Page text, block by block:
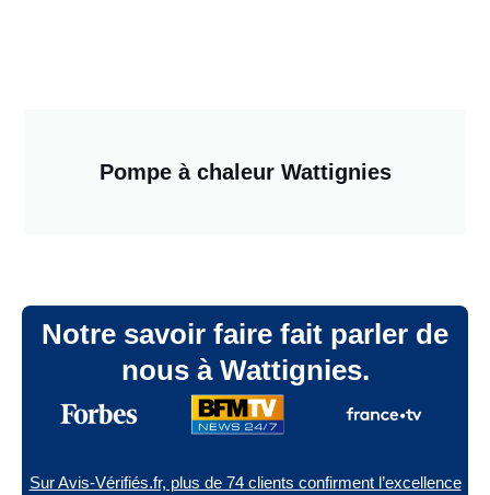
Pompe à chaleur Wattignies
Notre savoir faire fait parler de
nous à Wattignies.
Sur Avis-Vérifiés.fr, plus de 74 clients confirment l’excellence